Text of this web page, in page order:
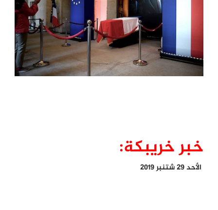
خبر خريبكة:
الأحد 29 شتنبر 2019